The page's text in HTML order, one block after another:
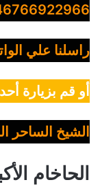
راسلنا علي
أو قم بزيارة
الشيخ الساحر
الحاخام